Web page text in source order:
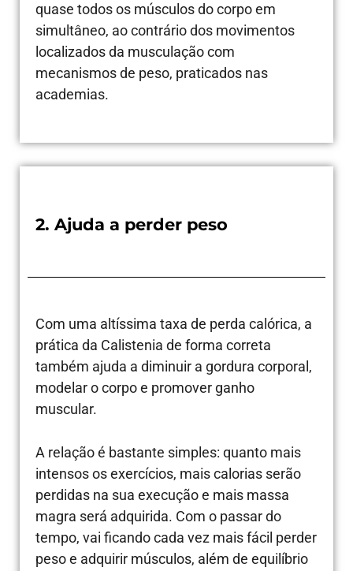
quase todos os músculos do corpo em
simultâneo, ao contrário dos movimentos
localizados da musculação com
mecanismos de peso, praticados nas
academias.
2. Ajuda a perder peso
Com uma altíssima taxa de perda calórica, a
prática da Calistenia de forma correta
também ajuda a diminuir a gordura corporal,
modelar o corpo e promover ganho
muscular.
A relação é bastante simples: quanto mais
intensos os exercícios, mais calorias serão
perdidas na sua execução e mais massa
magra será adquirida. Com o passar do
tempo, vai ficando cada vez mais fácil perder
peso e adquirir músculos, além de equilíbrio